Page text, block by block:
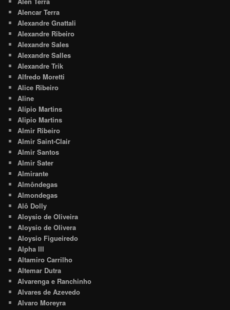
Alencar Terra
Alexandre Gnattali
Alexandre Ribeiro
Alexandre Sales
Alexandre Salles
Alexandre Trik
Alfredo Moretti
Alice Ribeiro
Aline
Alípio Martins
Alipio Martins
Almir Ribeiro
Almir Saint-Clair
Almir Santos
Almir Sater
Almirante
Almôndegas
Almondegas
Alô Dolly
Aloysio de Oliveira
Aloysio de Olivera
Aloysio Figueiredo
Alpha III
Altamiro Carrilho
Altemar Dutra
Alvarenga e Ranchinho
Alvares de Azevedo
Alvaro Moreyra